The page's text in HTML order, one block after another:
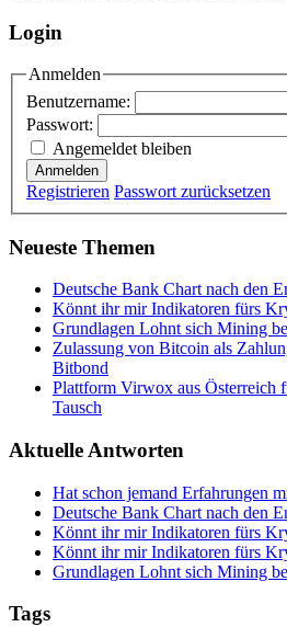
Login
Anmelden
Benutzername:
Passwort:
Angemeldet bleiben
Anmelden
Registrieren Passwort zurücksetzen
Neueste Themen
Deutsche Bank Chart nach den
Könnt ihr mir Indikatoren fürs
Grundlagen Lohnt sich Mining
Zulassung von Bitcoin als
Bitbond
Plattform Virwox aus Österreich
Tausch
Aktuelle Antworten
Hat schon jemand Erfahrungen
Deutsche Bank Chart nach den
Könnt ihr mir Indikatoren fürs
Könnt ihr mir Indikatoren fürs
Grundlagen Lohnt sich Mining
Tags